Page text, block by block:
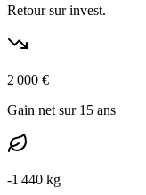
Retour sur invest.
2 000 €
Gain net sur 15 ans
-1 440 kg